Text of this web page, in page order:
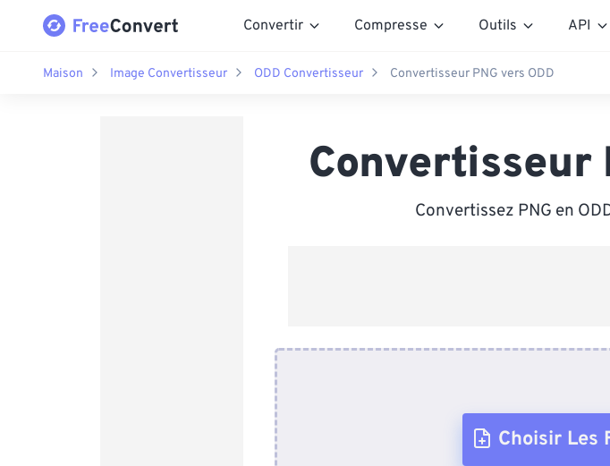
Convertir Compresse Outils API
Maison Image Convertisseur ODD Convertisseur Convertisseur PNG vers ODD
Convertisseur
Convertissez PNG en
Choisir Les